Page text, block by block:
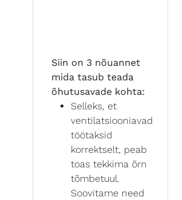
Siin on 3 nõuannet
mida tasub teada
õhutusavade kohta:
Selleks, et
ventilatsiooniavad
töötaksid
korrektselt, peab
toas tekkima õrn
tõmbetuul.
Soovitame need